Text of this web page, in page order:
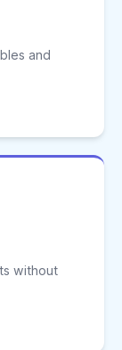
and
without